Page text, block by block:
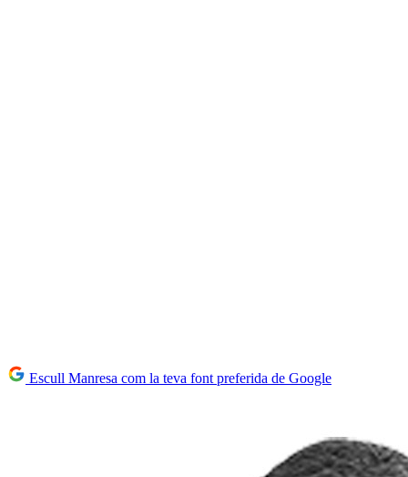
Escull Manresa com la teva font preferida de Google